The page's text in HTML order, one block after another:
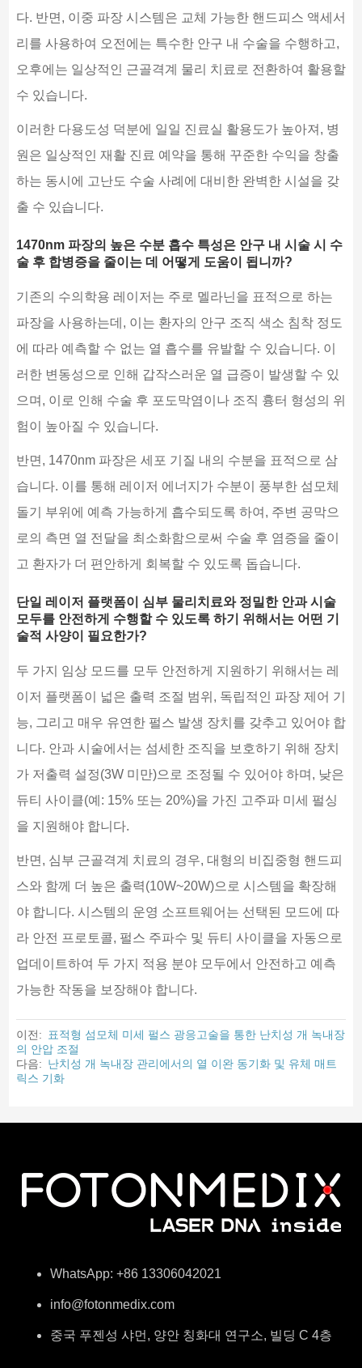
다. 반면, 이중 파장 시스템은 교체 가능한 핸드피스 액세서
리를 사용하여 오전에는 특수한 안구 내 수술을 수행하고,
오후에는 일상적인 근골격계 물리 치료로 전환하여 활용할
수 있습니다.
이러한 다용도성 덕분에 일일 진료실 활용도가 높아져, 병
원은 일상적인 재활 진료 예약을 통해 꾸준한 수익을 창출
하는 동시에 고난도 수술 사례에 대비한 완벽한 시설을 갖
출 수 있습니다.
1470nm 파장의 높은 수분 흡수 특성은 안구 내 시술 시 수
술 후 합병증을 줄이는 데 어떻게 도움이 됩니까?
기존의 수의학용 레이저는 주로 멜라닌을 표적으로 하는
파장을 사용하는데, 이는 환자의 안구 조직 색소 침착 정도
에 따라 예측할 수 없는 열 흡수를 유발할 수 있습니다. 이
러한 변동성으로 인해 갑작스러운 열 급증이 발생할 수 있
으며, 이로 인해 수술 후 포도막염이나 조직 흉터 형성의 위
험이 높아질 수 있습니다.
반면, 1470nm 파장은 세포 기질 내의 수분을 표적으로 삼
습니다. 이를 통해 레이저 에너지가 수분이 풍부한 섬모체
돌기 부위에 예측 가능하게 흡수되도록 하여, 주변 공막으
로의 측면 열 전달을 최소화함으로써 수술 후 염증을 줄이
고 환자가 더 편안하게 회복할 수 있도록 돕습니다.
단일 레이저 플랫폼이 심부 물리치료와 정밀한 안과 시술
모두를 안전하게 수행할 수 있도록 하기 위해서는 어떤 기
술적 사양이 필요한가?
두 가지 임상 모드를 모두 안전하게 지원하기 위해서는 레
이저 플랫폼이 넓은 출력 조절 범위, 독립적인 파장 제어 기
능, 그리고 매우 유연한 펄스 발생 장치를 갖추고 있어야 합
니다. 안과 시술에서는 섬세한 조직을 보호하기 위해 장치
가 저출력 설정(3W 미만)으로 조정될 수 있어야 하며, 낮은
듀티 사이클(예: 15% 또는 20%)을 가진 고주파 미세 펄싱
을 지원해야 합니다.
반면, 심부 근골격계 치료의 경우, 대형의 비집중형 핸드피
스와 함께 더 높은 출력(10W~20W)으로 시스템을 확장해
야 합니다. 시스템의 운영 소프트웨어는 선택된 모드에 따
라 안전 프로토콜, 펄스 주파수 및 듀티 사이클을 자동으로
업데이트하여 두 가지 적용 분야 모두에서 안전하고 예측
가능한 작동을 보장해야 합니다.
이전: 표적형 섬모체 미세 펄스 광응고술을 통한 난치성 개 녹내장
의 안압 조절
다음: 난치성 개 녹내장 관리에서의 열 이완 동기화 및 유체 매트
릭스 기화
WhatsApp: +86 13306042021
info@fotonmedix.com
중국 푸젠성 샤먼, 양안 칭화대 연구소, 빌딩 C 4층